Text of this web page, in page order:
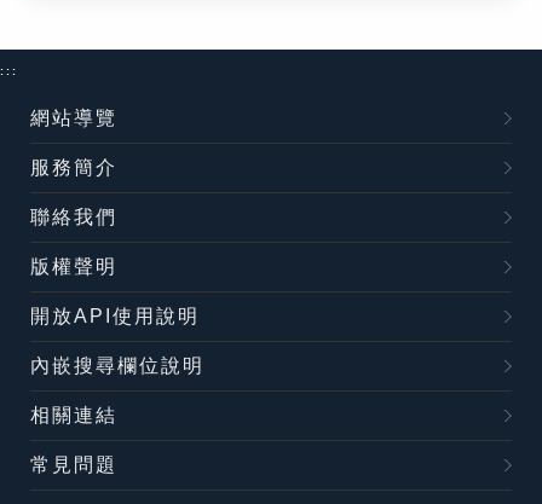
:::
網站導覽
服務簡介
聯絡我們
版權聲明
開放API使用說明
內嵌搜尋欄位說明
相關連結
常見問題